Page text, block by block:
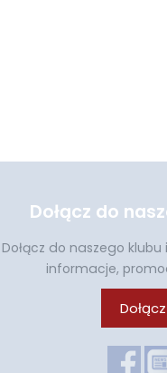
Dołącz do
Dołącz do naszego
informacje,
Dołącz